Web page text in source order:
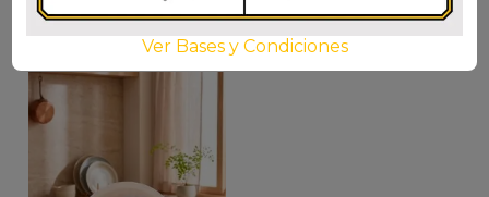
Ver Bases y Condiciones